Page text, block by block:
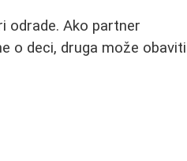
odrade. Ako partner
o deci, druga može obaviti